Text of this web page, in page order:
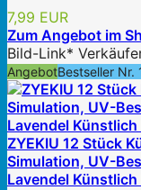
7,99 EUR
Zum Angebot im
Bild-Link*
AngebotBestseller Nr.
ZYEKIU 12 Stück
Simulation, UV-
Lavendel